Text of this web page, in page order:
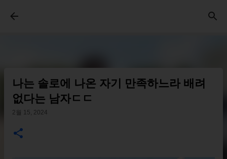
나는 솔로에 나온 자기 만족하느라 배려
없다는 남자ㄷㄷ
2월 15, 2024